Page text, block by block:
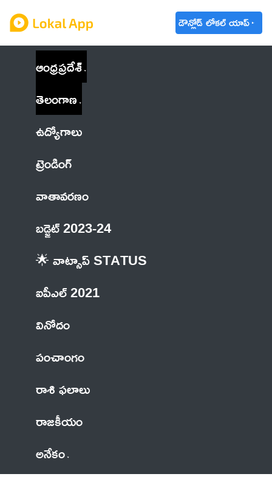
డౌన్లోడ్ లోకల్ యాప్
ఆంధ్రప్రదేశ్
తెలంగాణ
ఉద్యోగాలు
ట్రెండింగ్
వాతావరణం
బడ్జెట్ 2023-24
🌟 వాట్సాప్ STATUS
ఐపీఎల్ 2021
వినోదం
పంచాంగం
రాశి ఫలాలు
రాజకీయం
అనేకం